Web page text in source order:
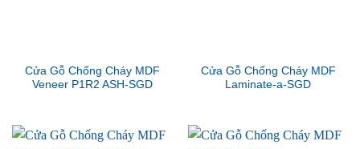
Cửa Gỗ Chống Cháy MDF
Veneer P1R2 ASH-SGD
Cửa Gỗ Chống Cháy MDF
Laminate-a-SGD